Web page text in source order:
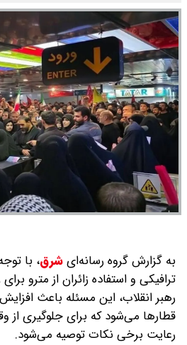
به گزارش گروه رسانه‌ایشرق، با
ترافیکی و استفاده زائران از مترو
رهبر انقلاب، این مسئله باعث
قطارها می‌شود که برای جلوگیری از
رعایت برخی نکات توصیه می‌شود.